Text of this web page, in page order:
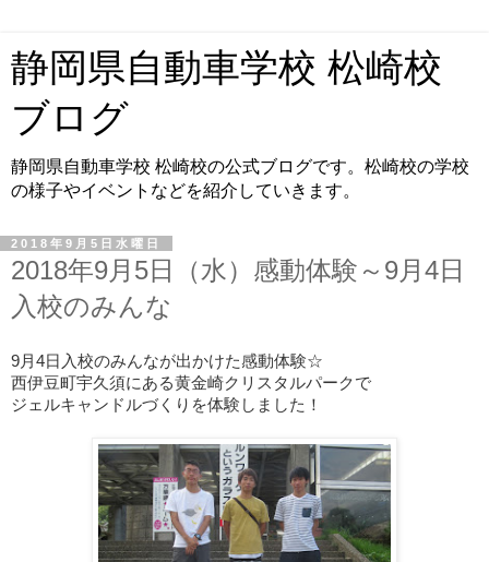
静岡県自動車学校 松崎校
ブログ
静岡県自動車学校 松崎校の公式ブログです。松崎校の学校
の様子やイベントなどを紹介していきます。
2018年9月5日水曜日
2018年9月5日（水）感動体験～9月4日
入校のみんな
9月4日入校のみんなが出かけた感動体験☆
西伊豆町宇久須にある黄金崎クリスタルパークで
ジェルキャンドルづくりを体験しました！